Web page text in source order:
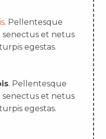
. Pellentesque
et netus
egestas.
. Pellentesque
et netus
egestas.